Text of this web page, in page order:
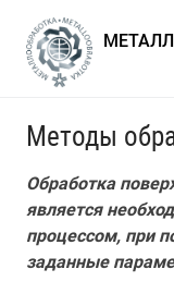
Методы
Обработка
является
процессом, при
заданные